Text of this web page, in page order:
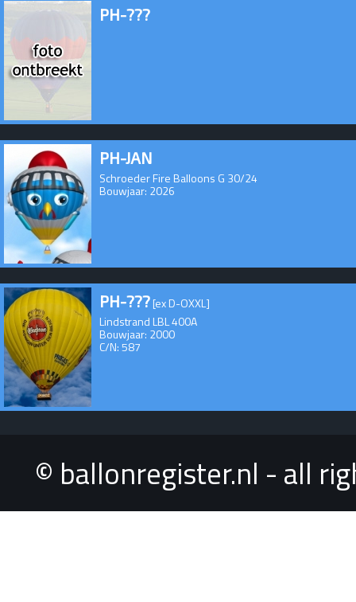
PH-???
PH-JAN
Schroeder Fire Balloons G 30/24
Bouwjaar: 2026
PH-???[ex D-OXXL]
Lindstrand LBL 400A
Bouwjaar: 2000
C/N: 587
© ballonregister.nl - all